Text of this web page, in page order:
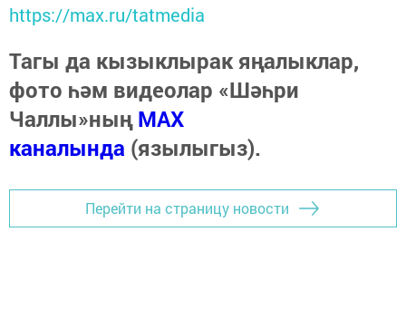
https://max.ru/tatmedia
Тагы да кызыклырак яңалыклар,
фото һәм видеолар «Шәһри
Чаллы»ныңMAX
каналында (язылыгыз).
Перейти на страницу новости